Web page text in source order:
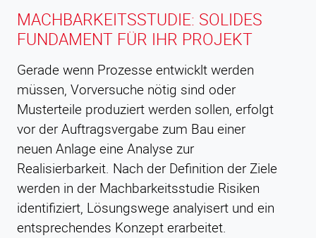
MACHBARKEITSSTUDIE: SOLIDES
FUNDAMENT FÜR IHR PROJEKT
Gerade wenn Prozesse entwicklt werden
müssen, Vorversuche nötig sind oder
Musterteile produziert werden sollen, erfolgt
vor der Auftragsvergabe zum Bau einer
neuen Anlage eine Analyse zur
Realisierbarkeit. Nach der Definition der Ziele
werden in der Machbarkeitsstudie Risiken
identifiziert, Lösungswege analyisert und ein
entsprechendes Konzept erarbeitet.